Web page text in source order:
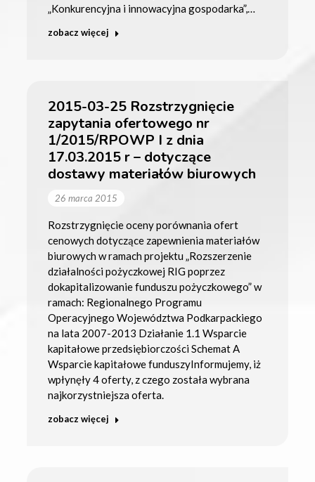
„Konkurencyjna i innowacyjna gospodarka”,…
zobacz więcej
2015-03-25 Rozstrzygnięcie
zapytania ofertowego nr
1/2015/RPOWP I z dnia
17.03.2015 r – dotyczące
dostawy materiałów biurowych
26 marca 2015
Rozstrzygnięcie oceny porównania ofert
cenowych dotyczące zapewnienia materiałów
biurowych w ramach projektu „Rozszerzenie
działalności pożyczkowej RIG poprzez
dokapitalizowanie funduszu pożyczkowego” w
ramach: Regionalnego Programu
Operacyjnego Województwa Podkarpackiego
na lata 2007-2013 Działanie 1.1 Wsparcie
kapitałowe przedsiębiorczości Schemat A
Wsparcie kapitałowe funduszyInformujemy, iż
wpłynęły 4 oferty, z czego została wybrana
najkorzystniejsza oferta.
zobacz więcej